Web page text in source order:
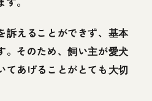
訴えることができず、基本
。そのため、飼い主が愛犬
てあげることがとても大切